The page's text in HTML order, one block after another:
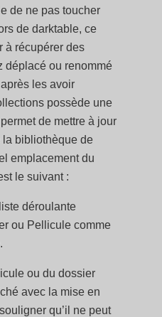
de ne pas toucher
de darktable, ce
à récupérer des
déplacé ou renommé
les avoir
possède une
de mettre à jour
la bibliothèque de
emplacement du
le suivant :
déroulante
ou Pellicule comme
ou du dossier
avec la mise en
qu’il ne peut